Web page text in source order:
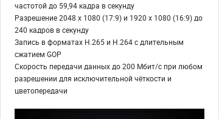
частотой до 59,94 кадра в секунду
Разрешение 2048 x 1080 (17:9) и 1920 x 1080 (16:9) до
240 кадров в секунду
Запись в форматах H.265 и H.264 с длительным
сжатием GOP
Скорость передачи данных до 200 Мбит/с при любом
разрешении для исключительной чёткости и
цветопередачи